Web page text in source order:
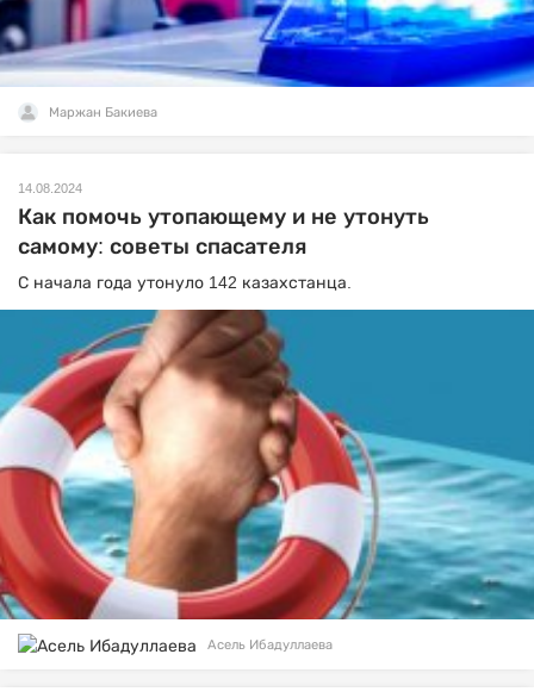
Маржан Бакиева
14.08.2024
Как помочь утопающему и не утонуть
самому: советы спасателя
С начала года утонуло 142 казахстанца.
Асель Ибадуллаева